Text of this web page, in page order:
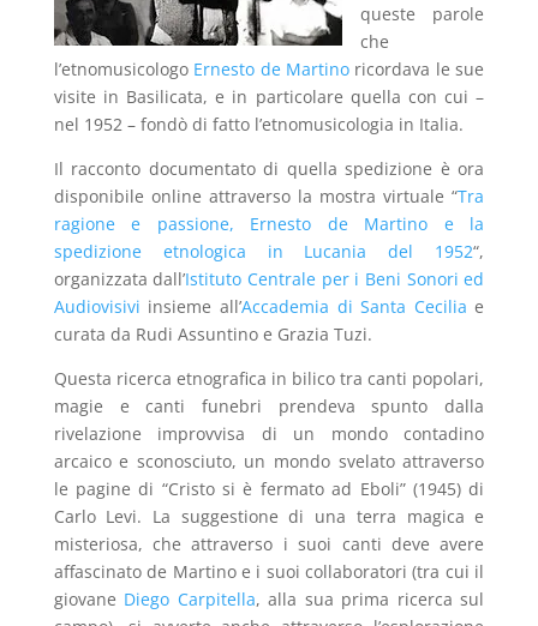
queste parole
che
l’etnomusicologo Ernesto de Martino ricordava le sue
visite in Basilicata, e in particolare quella con cui –
nel 1952 – fondò di fatto l’etnomusicologia in Italia.
Il racconto documentato di quella spedizione è ora
disponibile online attraverso la mostra virtuale “Tra
ragione e passione, Ernesto de Martino e la
spedizione etnologica in Lucania del 1952“,
organizzata dall’Istituto Centrale per i Beni Sonori ed
Audiovisivi insieme all’Accademia di Santa Cecilia e
curata da Rudi Assuntino e Grazia Tuzi.
Questa ricerca etnografica in bilico tra canti popolari,
magie e canti funebri prendeva spunto dalla
rivelazione improvvisa di un mondo contadino
arcaico e sconosciuto, un mondo svelato attraverso
le pagine di “Cristo si è fermato ad Eboli” (1945) di
Carlo Levi. La suggestione di una terra magica e
misteriosa, che attraverso i suoi canti deve avere
affascinato de Martino e i suoi collaboratori (tra cui il
giovane Diego Carpitella, alla sua prima ricerca sul